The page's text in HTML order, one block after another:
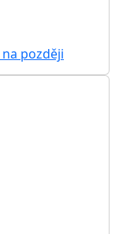
později